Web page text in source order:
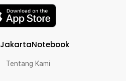
JakartaNotebook
Tentang Kami